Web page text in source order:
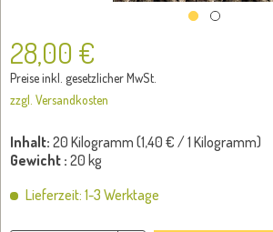
28,00 €
Preise inkl. gesetzlicher MwSt.
zzgl. Versandkosten
Inhalt: 20 Kilogramm (1,40 € / 1 Kilogramm)
Gewicht : 20 kg
Lieferzeit: 1-3 Werktage